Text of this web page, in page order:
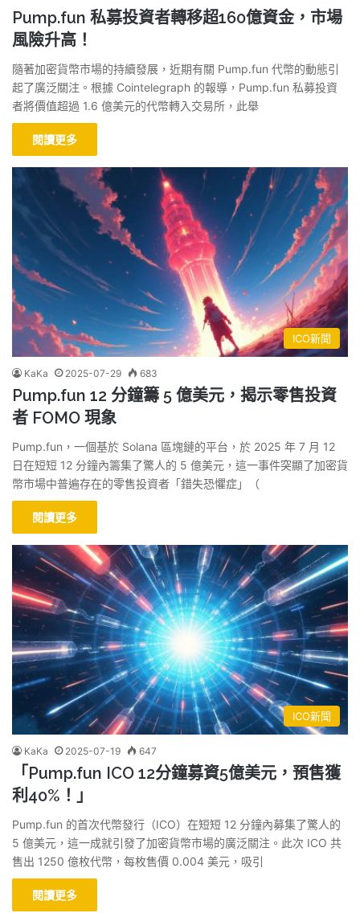
Pump.fun 私募投資者轉移超160億資金，市場
風險升高！
隨著加密貨幣市場的持續發展，近期有關 Pump.fun 代幣的動態引
起了廣泛關注。根據 Cointelegraph 的報導，Pump.fun 私募投資
者將價值超過 1.6 億美元的代幣轉入交易所，此舉
閱讀更多
ICO新聞
KaKa 2025-07-29 683
Pump.fun 12 分鐘籌 5 億美元，揭示零售投資
者 FOMO 現象
Pump.fun，一個基於 Solana 區塊鏈的平台，於 2025 年 7 月 12
日在短短 12 分鐘內籌集了驚人的 5 億美元，這一事件突顯了加密貨
幣市場中普遍存在的零售投資者「錯失恐懼症」（
閱讀更多
ICO新聞
KaKa 2025-07-19 647
「Pump.fun ICO 12分鐘募資5億美元，預售獲
利40%！」
Pump.fun 的首次代幣發行（ICO）在短短 12 分鐘內募集了驚人的
5 億美元，這一成就引發了加密貨幣市場的廣泛關注。此次 ICO 共
售出 1250 億枚代幣，每枚售價 0.004 美元，吸引
閱讀更多